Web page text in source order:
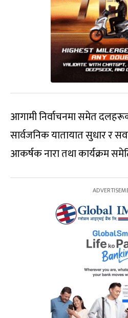
आगामी निर्वाचनमा समेत
सार्वजनिक यातायात सुधार र
आकर्षक नारा तथा कार्यक्रम